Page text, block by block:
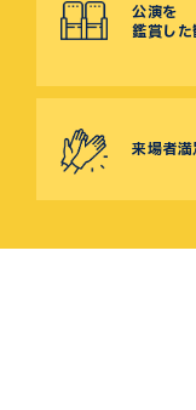
公演を
鑑賞し
来場者